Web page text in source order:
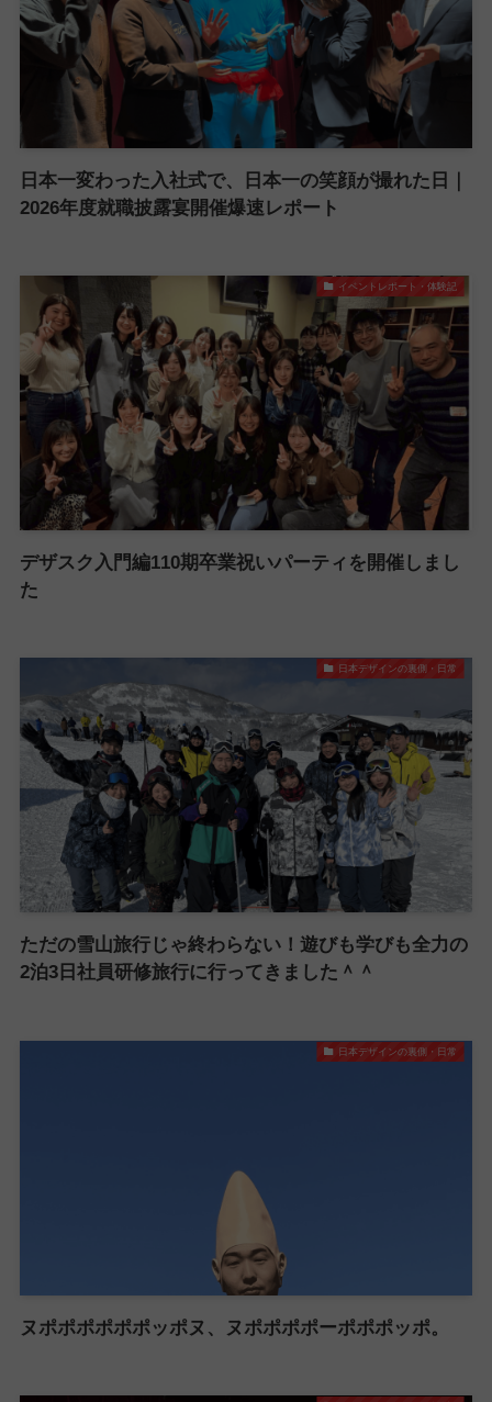
日本一変わった入社式で、日本一の笑顔が撮れた日｜
2026年度就職披露宴開催爆速レポート
イベントレポート・体験記
デザスク入門編110期卒業祝いパーティを開催しまし
た
日本デザインの裏側・日常
ただの雪山旅行じゃ終わらない！遊びも学びも全力の
2泊3日社員研修旅行に行ってきました＾＾
日本デザインの裏側・日常
ヌポポポポポポッポヌ、ヌポポポポーポポポッポ。